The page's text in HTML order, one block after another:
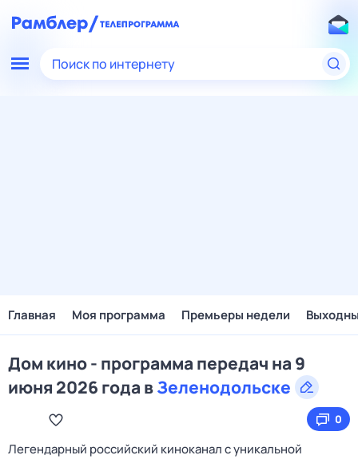
Поиск по интернету
Главная Моя программа Премьеры недели
Дом кино - программа передач на 9
июня 2026 года вЗеленодольске
0
Легендарный российский киноканал с уникальной